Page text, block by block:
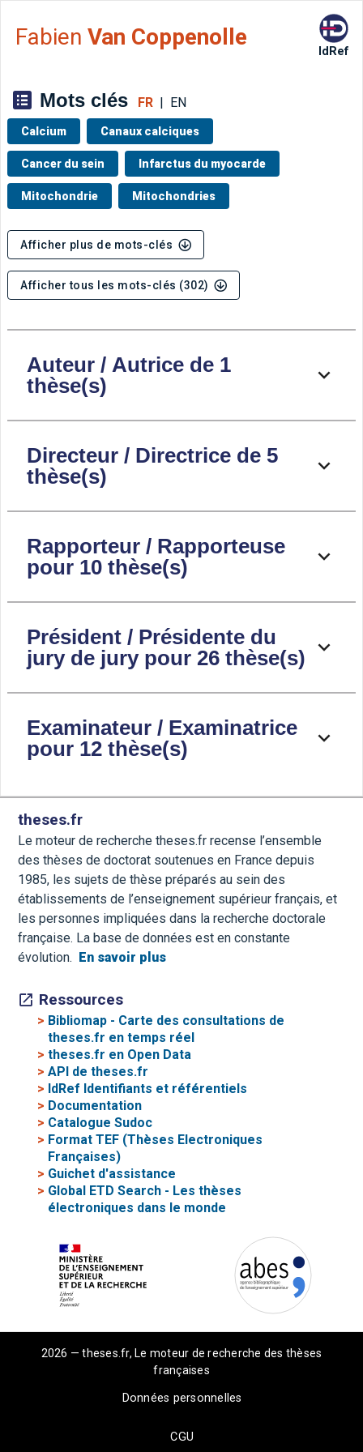
Fabien Van Coppenolle
IdRef
Mots clés FR | EN
Calcium Canaux calciques
Cancer du sein Infarctus du myocarde
Mitochondrie Mitochondries
Afficher plus de mots-clés
Afficher tous les mots-clés (302)
Auteur / Autrice de 1
thèse(s)
Directeur / Directrice de 5
thèse(s)
Rapporteur / Rapporteuse
pour 10 thèse(s)
Président / Présidente du
jury de jury pour 26 thèse(s)
Examinateur / Examinatrice
pour 12 thèse(s)
theses.fr
Le moteur de recherche theses.fr recense l’ensemble
des thèses de doctorat soutenues en France depuis
1985, les sujets de thèse préparés au sein des
établissements de l’enseignement supérieur français, et
les personnes impliquées dans la recherche doctorale
française. La base de données est en constante
évolution.
En savoir plus
Ressources
> Bibliomap - Carte des consultations de
theses.fr en temps réel
>theses.fr en Open Data
>API de theses.fr
> IdRef Identifiants et référentiels
> Documentation
> Catalogue Sudoc
> Format TEF (Thèses Electroniques
Françaises)
> Guichet d'assistance
> Global ETD Search - Les thèses
électroniques dans le monde
2026 — theses.fr, Le moteur de recherche des thèses
françaises
Données personnelles
CGU